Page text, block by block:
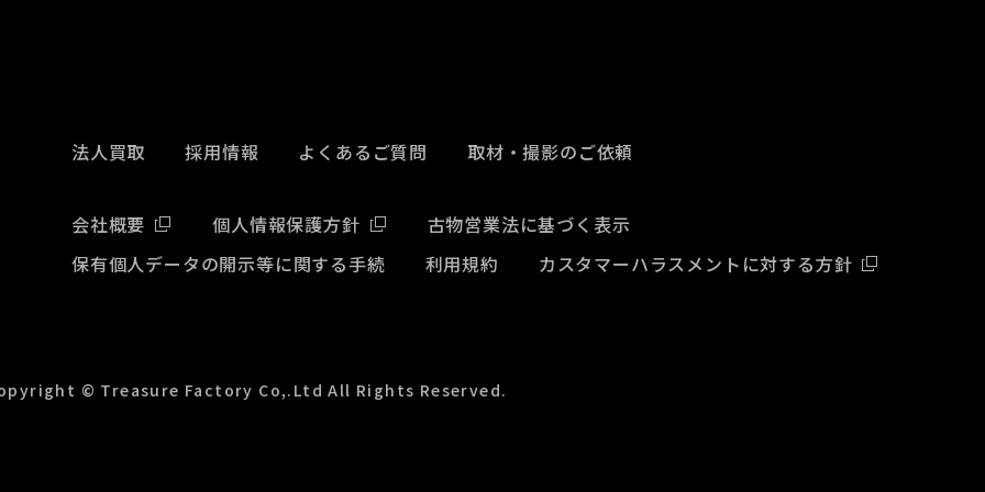
法人買取 採用情報 よくあるご質問 取材・撮影のご依頼
会社概要 個人情報保護方針
古物営業法に基づく表示
保有個人データの開示等に関する手続
利用規約 カスタマーハラスメントに対する方針
© Treasure Factory Co,.Ltd All Rights Reserved.